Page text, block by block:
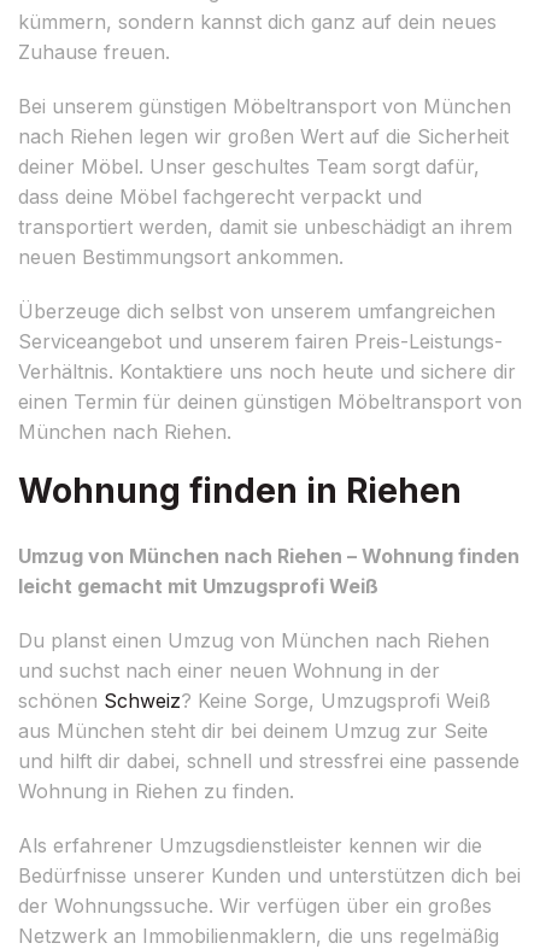
kümmern, sondern kannst dich ganz auf dein neues
Zuhause freuen.
Bei unserem günstigen Möbeltransport von München
nach Riehen legen wir großen Wert auf die Sicherheit
deiner Möbel. Unser geschultes Team sorgt dafür,
dass deine Möbel fachgerecht verpackt und
transportiert werden, damit sie unbeschädigt an ihrem
neuen Bestimmungsort ankommen.
Überzeuge dich selbst von unserem umfangreichen
Serviceangebot und unserem fairen Preis-Leistungs-
Verhältnis. Kontaktiere uns noch heute und sichere dir
einen Termin für deinen günstigen Möbeltransport von
München nach Riehen.
Wohnung finden in Riehen
Umzug von München nach Riehen – Wohnung finden
leicht gemacht mit Umzugsprofi Weiß
Du planst einen Umzug von München nach Riehen
und suchst nach einer neuen Wohnung in der
schönen Schweiz? Keine Sorge, Umzugsprofi Weiß
aus München steht dir bei deinem Umzug zur Seite
und hilft dir dabei, schnell und stressfrei eine passende
Wohnung in Riehen zu finden.
Als erfahrener Umzugsdienstleister kennen wir die
Bedürfnisse unserer Kunden und unterstützen dich bei
der Wohnungssuche. Wir verfügen über ein großes
Netzwerk an Immobilienmaklern, die uns regelmäßig